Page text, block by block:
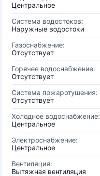
Центральное
Система водостоков:
Наружные водостоки
Газоснабжение:
Отсутствует
Горячее водоснабжение:
Отсутствует
Система пожаротушения:
Отсутствует
Холодное водоснабжение:
Центральное
Электроснабжение:
Центральное
Вентиляция:
Вытяжная вентиляция